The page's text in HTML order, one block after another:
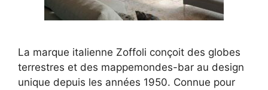
La marque italienne Zoffoli conçoit des globes
terrestres et des mappemondes-bar au design
unique depuis les années 1950. Connue pour